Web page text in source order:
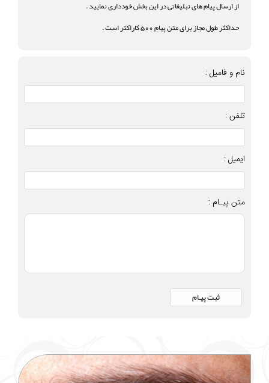
از ارسال پیام های تبلیغاتی در این بخش خودداری نمایید .
حداکثر طول مجاز برای متن پیام 500 کاراکتر است .
نام و فامیل :
تلفن :
ایمیل :
متن پیـام :